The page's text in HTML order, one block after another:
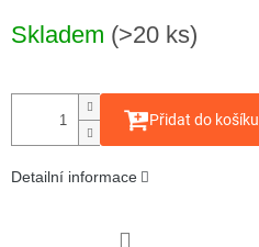
cena:
Skladem (>20 ks)
Přidat do košíku
Detailní informace